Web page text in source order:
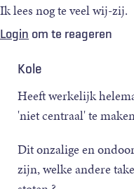
Peters JWB, Laurant
Assistants and Nurse
Ik lees nog te veel wij-zij.
Login om te reageren
Kole
Heeft werkelijk
'niet centraal' te
Dit onzalige en
zijn, welke andere